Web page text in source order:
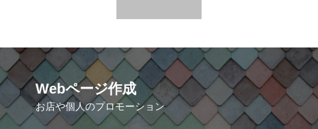
Webページ作成
お店や個人のプロモーション